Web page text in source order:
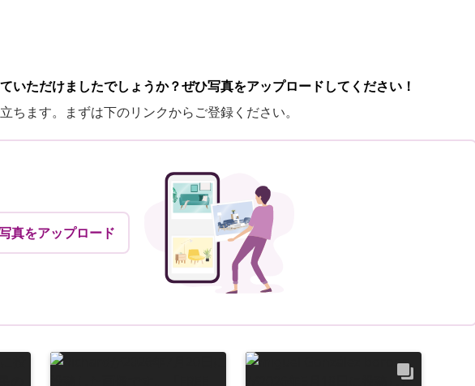
いただけましたでしょうか？ぜひ写真をアップロードしてください！
ちます。まずは下のリンクからご登録ください。
真をアップロード